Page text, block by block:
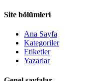
Site bölümleri
Ana Sayfa
Kategoriler
Etiketler
Yazarlar